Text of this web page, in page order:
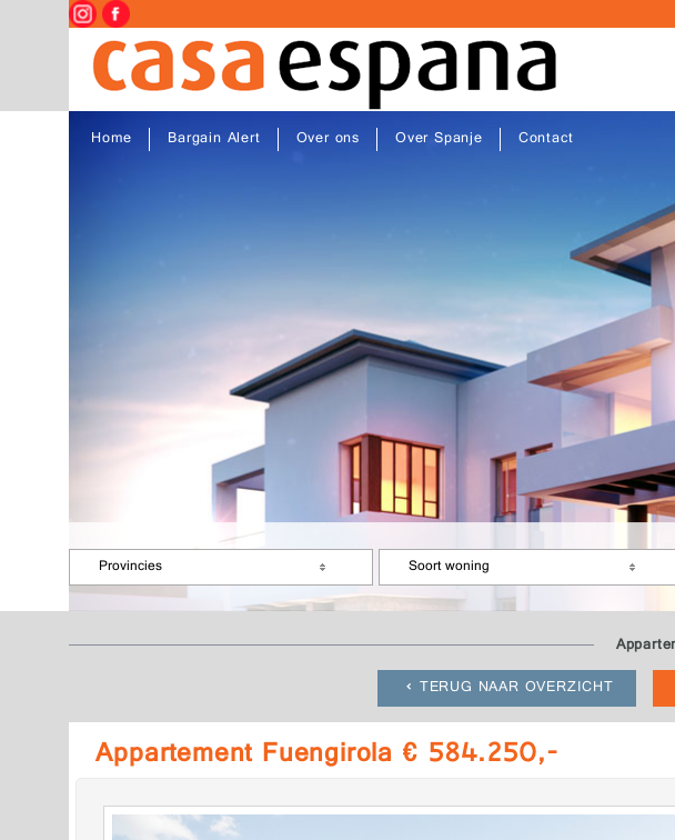
Home Bargain Alert Over ons Over Spanje Contact
Provincies Soort woning
TERUG NAAR OVERZICHT
Appartement Fuengirola € 584.250,-